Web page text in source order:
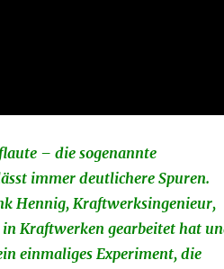
– die sogenannte
immer deutlichere Spuren.
Hennig, Kraftwerksingenieur,
in Kraftwerken gearbeitet hat
einmaliges Experiment, die